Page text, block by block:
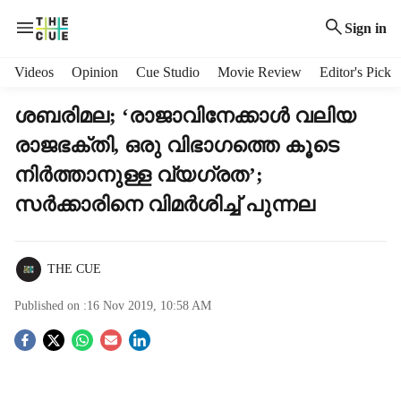
Sign in
Videos Opinion Cue Studio Movie Review Editor's Pick
ശബരിമല; ‘രാജാവിനേക്കാള്‍ വലിയ
രാജഭക്തി, ഒരു വിഭാഗത്തെ കൂടെ
നിര്‍ത്താനുള്ള വ്യഗ്രത’;
സര്‍ക്കാരിനെ വിമര്‍ശിച്ച് പുന്നല
THE CUE
Published on :16 Nov 2019, 10:58 AM
S